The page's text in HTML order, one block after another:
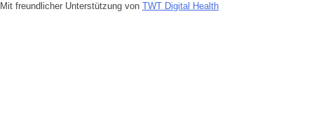
Mit freundlicher Unterstützung von TWT Digital Health